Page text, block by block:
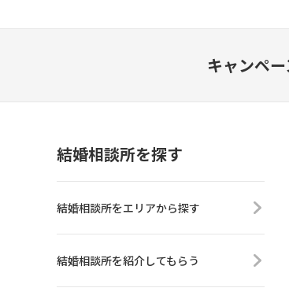
キャンペー
結婚相談所を探す
結婚相談所をエリアから探す
結婚相談所を紹介してもらう